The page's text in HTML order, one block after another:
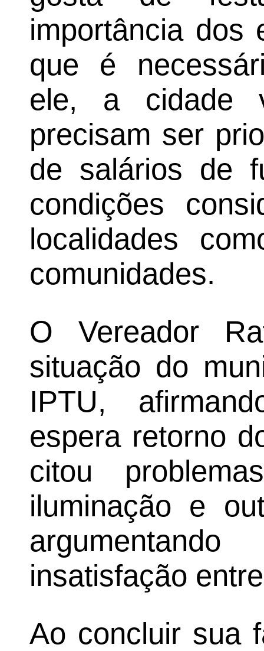
importância dos
que é
ele, a cidade
precisam ser
de salários de
condições
localidades
comunidades.
O Vereador
situação do
IPTU,
espera retorno
citou
iluminação e
insatisfação
Ao concluir sua